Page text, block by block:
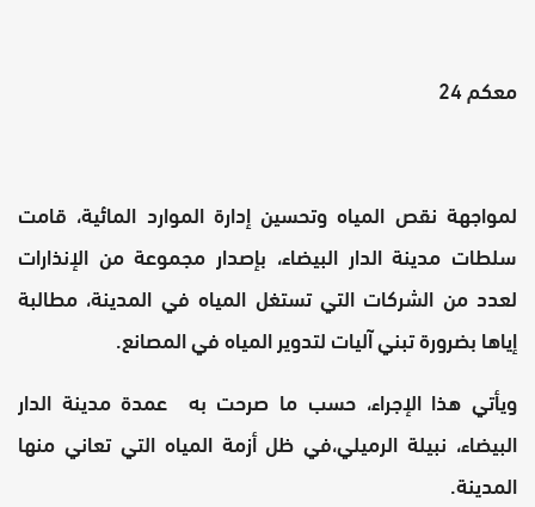
معكم 24
لمواجهة نقص المياه وتحسين إدارة الموارد المائية، قامت
سلطات مدينة الدار البيضاء، بإصدار مجموعة من الإنذارات
لعدد من الشركات التي تستغل المياه في المدينة، مطالبة
إياها بضرورة تبني آليات لتدوير المياه في المصانع.
ويأتي هذا الإجراء، حسب ما صرحت به عمدة مدينة الدار
البيضاء، نبيلة الرميلي،في ظل أزمة المياه التي تعاني منها
المدينة.